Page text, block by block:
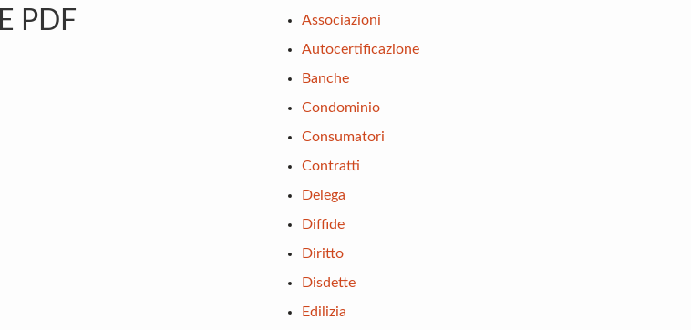
PDF
Associazioni
Autocertificazione
Banche
Condominio
Consumatori
Contratti
Delega
Diffide
Diritto
Disdette
Edilizia